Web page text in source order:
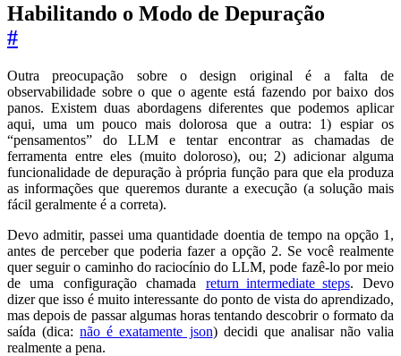
Habilitando o Modo de Depuração
#
Outra preocupação sobre o design original é a falta de
observabilidade sobre o que o agente está fazendo por baixo dos
panos. Existem duas abordagens diferentes que podemos aplicar
aqui, uma um pouco mais dolorosa que a outra: 1) espiar os
“pensamentos” do LLM e tentar encontrar as chamadas de
ferramenta entre eles (muito doloroso), ou; 2) adicionar alguma
funcionalidade de depuração à própria função para que ela produza
as informações que queremos durante a execução (a solução mais
fácil geralmente é a correta).
Devo admitir, passei uma quantidade doentia de tempo na opção 1,
antes de perceber que poderia fazer a opção 2. Se você realmente
quer seguir o caminho do raciocínio do LLM, pode fazê-lo por meio
de uma configuração chamada return_intermediate_steps. Devo
dizer que isso é muito interessante do ponto de vista do aprendizado,
mas depois de passar algumas horas tentando descobrir o formato da
saída (dica:não é exatamente json) decidi que analisar não valia
realmente a pena.